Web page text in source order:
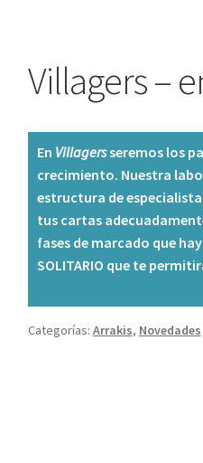
Villagers –
En Villagersseremos los
crecimiento. Nuestra
estructura de
tus cartas
fases de marcado que
SOLITARIO que te
Categorías: Arrakis, Novedades